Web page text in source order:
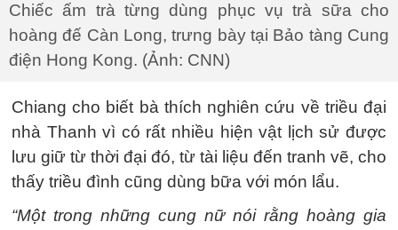
Chiếc ấm trà từng dùng phục vụ trà sữa cho
hoàng đế Càn Long, trưng bày tại Bảo tàng Cung
điện Hong Kong. (Ảnh: CNN)
Chiang cho biết bà thích nghiên cứu về triều đại
nhà Thanh vì có rất nhiều hiện vật lịch sử được
lưu giữ từ thời đại đó, từ tài liệu đến tranh vẽ, cho
thấy triều đình cũng dùng bữa với món lẩu.
“Một trong những cung nữ nói rằng hoàng gia